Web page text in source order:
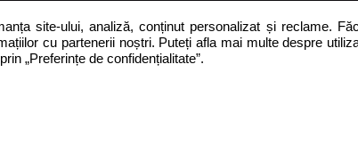
entitatea responsabilă pentru siguranța
produsului
site-ului, analiză, conținut personalizat și reclame.
cu partenerii noștri. Puteți afla mai multe despre
„Preferințe de confidențialitate”.